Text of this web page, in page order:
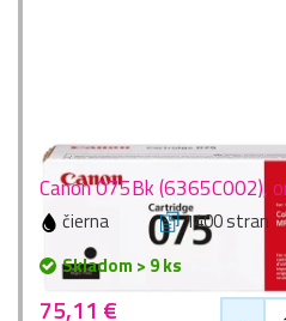
Canon 075Bk (6365C002),
čierna 1400 stran
Skladom > 9 ks
75,11 €